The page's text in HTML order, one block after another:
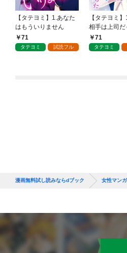
【タテヨミ】1.あなた
はもういりません
71
タテヨミ 試読フル
【タテヨミ
相手は上司だ
71
タテヨミ
漫画無料試し読みならdブック 女性マンガ